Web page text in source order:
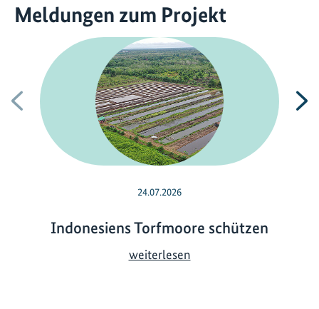
Meldungen zum Projekt
Vorherige
24.07.2026
Indonesiens Torfmoore schützen
weiterlesenI